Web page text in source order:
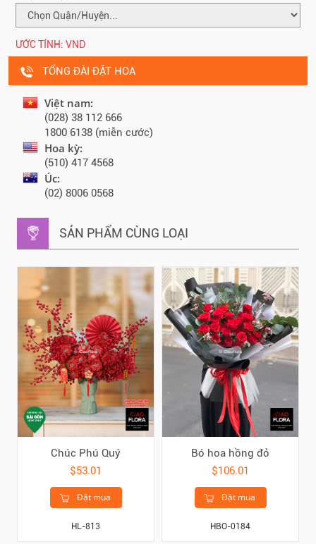
ƯỚC TÍNH: VND
TỔNG ĐÀI ĐẶT HOA
Việt nam:
(028) 38 112 666
1800 6138 (miễn cước)
Hoa kỳ:
(510) 417 4568
Úc:
(02) 8006 0568
SẢN PHẨM CÙNG LOẠI
Chúc Phú Quý
$53.01
Đặt mua
HL-813
Bó hoa hồng đỏ
$106.01
Đặt mua
HBO-0184